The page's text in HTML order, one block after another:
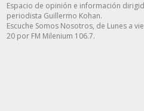
Espacio de opinión e información
periodista Guillermo Kohan.
Escuche Somos Nosotros, de Lunes a
20 por FM Milenium 106.7.